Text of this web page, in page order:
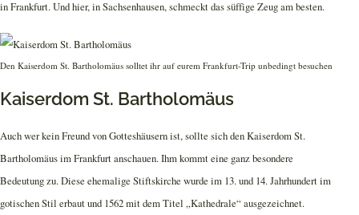
in Frankfurt. Und hier, in Sachsenhausen, schmeckt das süffige Zeug am besten.
Den Kaiserdom St. Bartholomäus solltet ihr auf eurem Frankfurt-Trip unbedingt besuchen
Kaiserdom St. Bartholomäus
Auch wer kein Freund von Gotteshäusern ist, sollte sich den Kaiserdom St.
Bartholomäus im Frankfurt anschauen. Ihm kommt eine ganz besondere
Bedeutung zu. Diese ehemalige Stiftskirche wurde im 13. und 14. Jahrhundert im
gotischen Stil erbaut und 1562 mit dem Titel „Kathedrale“ ausgezeichnet.